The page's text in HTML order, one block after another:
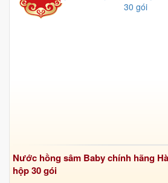
Nước hồng sâm Baby chính hãng
hộp 30 gói